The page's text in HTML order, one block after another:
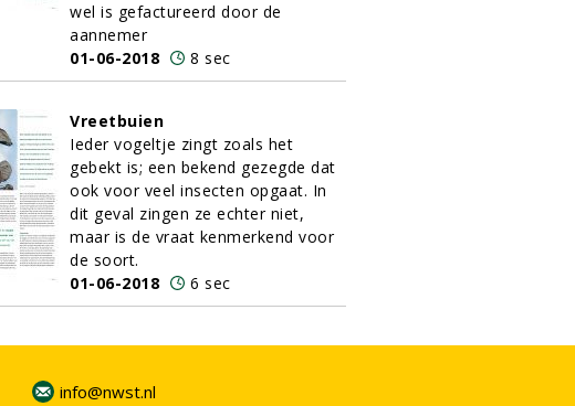
wel is gefactureerd door de
aannemer
01-06-2018
8 sec
Vreetbuien
Ieder vogeltje zingt zoals het
gebekt is; een bekend gezegde dat
ook voor veel insecten opgaat. In
dit geval zingen ze echter niet,
maar is de vraat kenmerkend voor
de soort.
01-06-2018
6 sec
info@nwst.nl